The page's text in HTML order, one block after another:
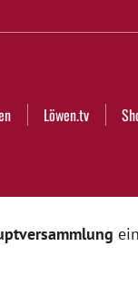
Löwen.tv
Shop Teams